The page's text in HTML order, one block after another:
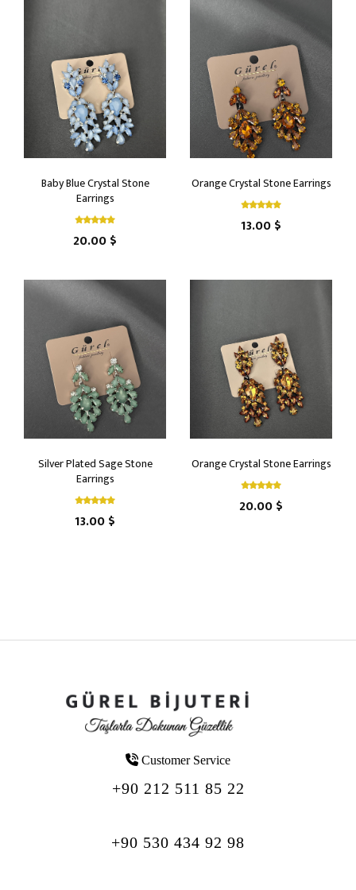
Baby Blue Crystal Stone
Earrings
20.00 $
Orange Crystal Stone Earrings
13.00 $
Silver Plated Sage Stone
Earrings
13.00 $
Orange Crystal Stone Earrings
20.00 $
Customer Service
+90 212 511 85 22
+90 530 434 92 98